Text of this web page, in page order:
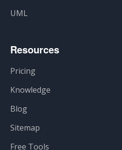
UML
Resources
Pricing
Knowledge
Blog
Sitemap
Free Tools